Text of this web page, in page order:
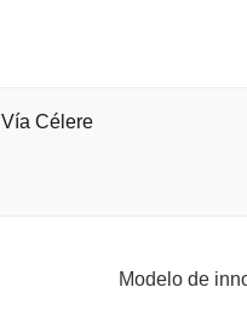
Vía Célere
Modelo de